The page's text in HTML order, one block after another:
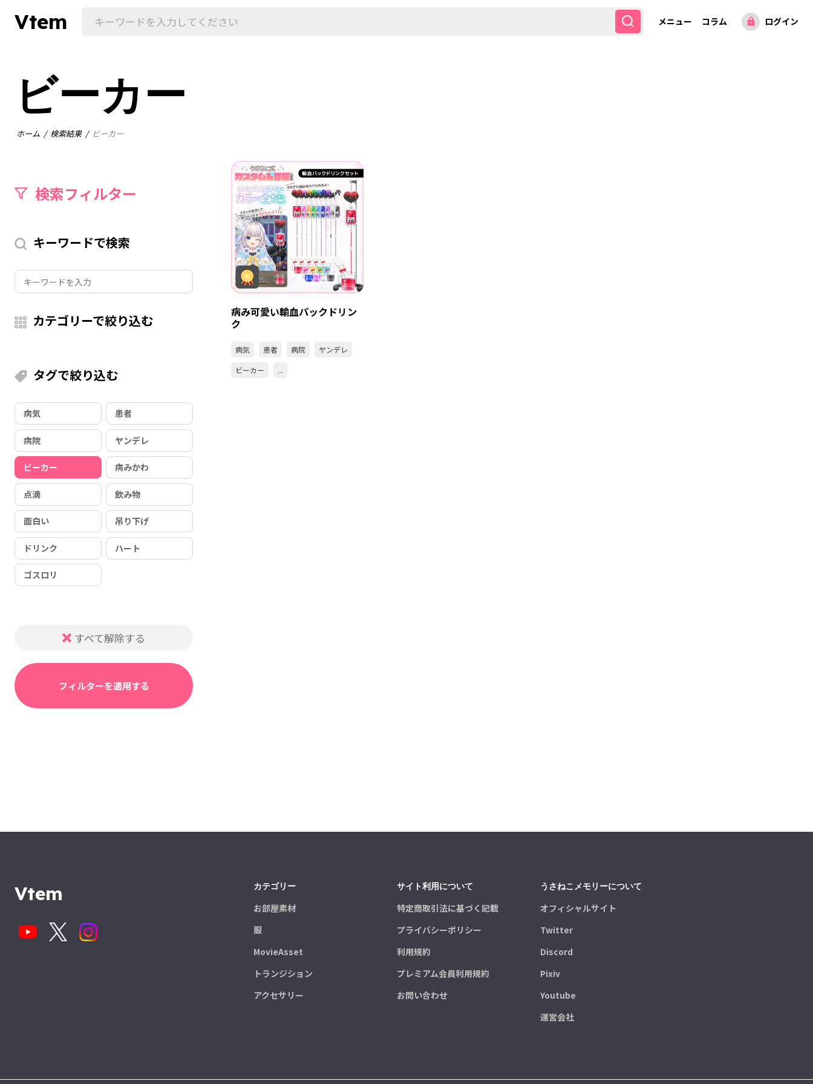
Vtem メニュー コラム lock ログイン
ビーカー
ホーム 検索結果 ビーカー
検索フィルター
キーワードで検索
カテゴリーで絞り込む
タグで絞り込む
病気 患者
病院 ヤンデレ
ビーカー 病みかわ
点滴 飲み物
面白い 吊り下げ
ドリンク ハート
ゴスロリ
すべて解除する
フィルターを適用する
病み可愛い輸血パックドリン
ク
病気 患者 病院
ヤンデレ
ビーカー
...
Vtem カテゴリー
お部屋素材
服
MovieAsset
トランジション
アクセサリー
サイト利用について
特定商取引法に基づく記載
プライバシーポリシー
利用規約
プレミアム会員利用規約
お問い合わせ
うさねこメモリーについて
オフィシャルサイト
Twitter
Discord
Pixiv
Youtube
運営会社